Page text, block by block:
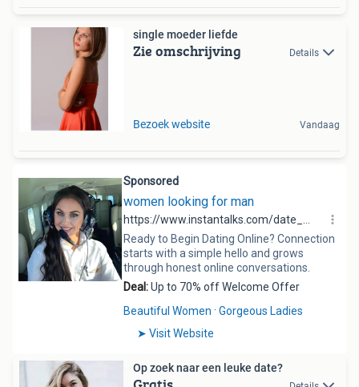
single moeder liefde
Zie omschrijving Details
Bezoek website Vandaag
Op zoek naar een leuke date?